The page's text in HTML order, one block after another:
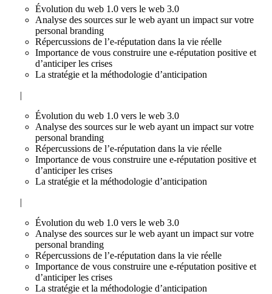
Évolution du web 1.0 vers le web 3.0
Analyse des sources sur le web ayant un impact sur votre
personal branding
Répercussions de l’e-réputation dans la vie réelle
Importance de vous construire une e-réputation positive et
d’anticiper les crises
La stratégie et la méthodologie d’anticipation
|
Évolution du web 1.0 vers le web 3.0
Analyse des sources sur le web ayant un impact sur votre
personal branding
Répercussions de l’e-réputation dans la vie réelle
Importance de vous construire une e-réputation positive et
d’anticiper les crises
La stratégie et la méthodologie d’anticipation
|
Évolution du web 1.0 vers le web 3.0
Analyse des sources sur le web ayant un impact sur votre
personal branding
Répercussions de l’e-réputation dans la vie réelle
Importance de vous construire une e-réputation positive et
d’anticiper les crises
La stratégie et la méthodologie d’anticipation